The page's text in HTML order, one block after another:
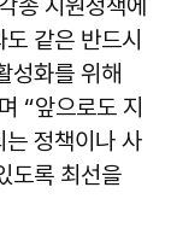
종 지원정책에
같은 반드시
성화를 위해
“앞으로도 지
정책이나 사
도록 최선을